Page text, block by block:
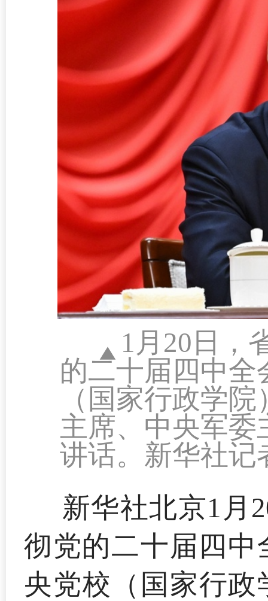
1月20日，
的二十届四中
（国家行政学
主席、中央军
讲话。新华社记
新华社北京1月
彻党的二十届四中
央党校（国家行